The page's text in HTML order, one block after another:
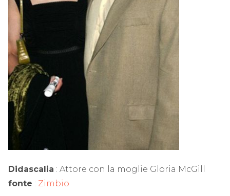
Didascalia : Attore con la moglie Gloria McGill
fonte : Zimbio